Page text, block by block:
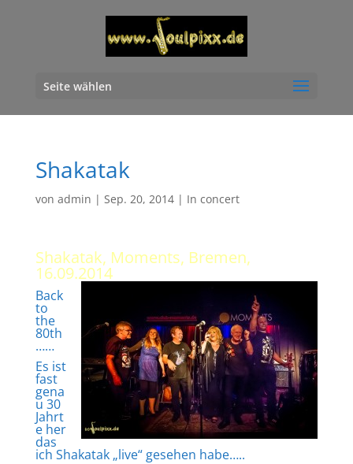
Seite wählen
Shakatak
von admin | Sep. 20, 2014| In concert
Shakatak, Moments, Bremen,
16.09.2014
Back
to
the
80th
……
Es ist
fast
gena
u 30
Jahrt
e her
das
ich Shakatak „live“ gesehen habe…..